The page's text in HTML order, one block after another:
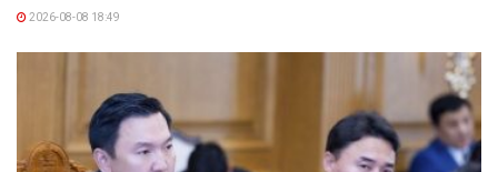
2026-08-08 18:49